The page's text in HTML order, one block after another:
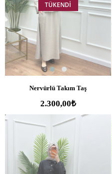
TÜKENDI
Nervürlü Takım Taş
2.300,00₺